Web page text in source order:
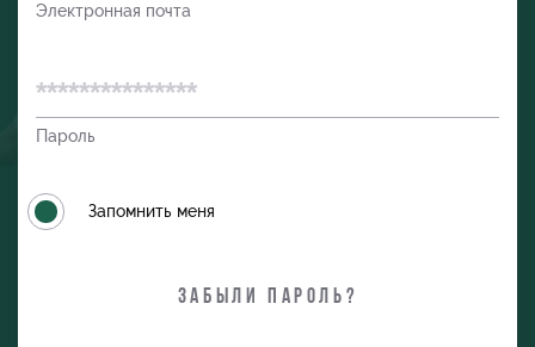
Электронная почта
Пароль
Запомнить меня
Забыли пароль?